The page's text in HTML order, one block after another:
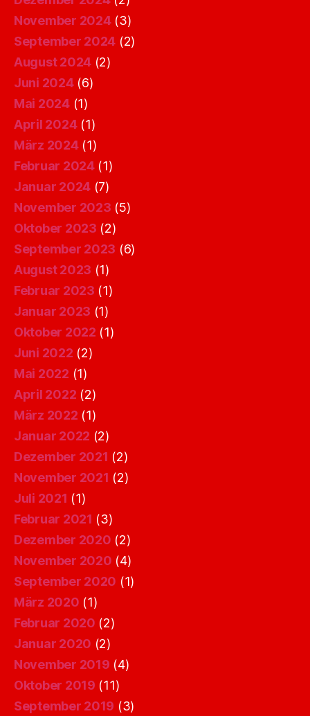
November 2024(3)
September 2024 (2)
August 2024 (2)
Juni 2024(6)
Mai 2024(1)
April 2024(1)
März 2024(1)
Februar 2024(1)
Januar 2024 (7)
November 2023 (5)
Oktober 2023 (2)
September 2023 (6)
August 2023 (1)
Februar 2023 (1)
Januar 2023 (1)
Oktober 2022 (1)
Juni 2022 (2)
Mai 2022 (1)
April 2022 (2)
März 2022 (1)
Januar 2022 (2)
Dezember 2021 (2)
November 2021 (2)
Juli 2021 (1)
Februar 2021 (3)
Dezember 2020 (2)
November 2020 (4)
September 2020 (1)
März 2020 (1)
Februar 2020 (2)
Januar 2020 (2)
November 2019 (4)
Oktober 2019 (11)
September 2019 (3)